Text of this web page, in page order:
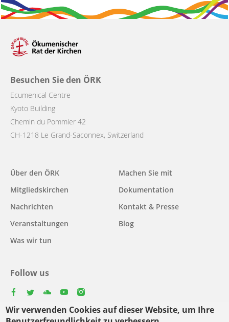
Wir verwenden Cookies auf dieser Website, um Ihre
Besuchen Sie den ÖRK
Ecumenical Centre
Kyoto Building
Chemin du Pommier 42
CH-1218 Le Grand-Saconnex, Switzerland
Main
navigation
Über den ÖRK
Mitgliedskirchen
Nachrichten
Veranstaltungen
Was wir tun
Machen Sie mit
Dokumentation
Kontakt & Presse
Blog
Follow us
Select